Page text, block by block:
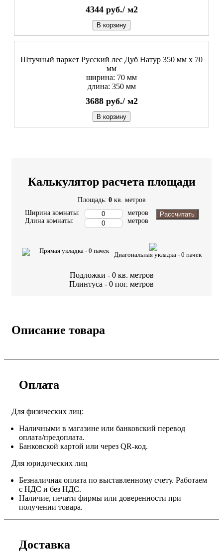
4344 руб./ м2
В корзину
Штучный паркет Русский лес Дуб Натур 350 мм х 70
мм
ширина: 70 мм
длина: 350 мм
3688 руб./ м2
В корзину
Калькулятор расчета площади
Площадь: 0 кв. метров
Ширина комнаты:
Длина комнаты:
метров
метров
Рассчитать
Прямая укладка - 0 пачек
Диагональная укладка - 0 пачек
Подложки - 0 кв. метров
Плинтуса - 0 пог. метров
Описание товара
Оплата
Для физических лиц:
Наличными в магазине или банковский перевод
оплата/предоплата.
Банковской картой или через QR-код.
Для юридических лиц
Безналичная оплата по выставленному счету. Работаем
с НДС и без НДС.
Наличие, печати фирмы или доверенности при
получении товара.
Доставка